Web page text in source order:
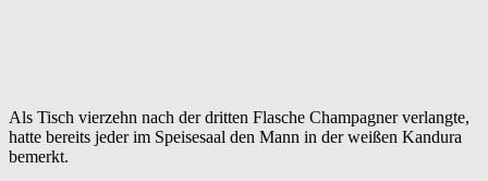
Als Tisch vierzehn nach der dritten Flasche Champagner verlangte,
hatte bereits jeder im Speisesaal den Mann in der weißen Kandura
bemerkt.